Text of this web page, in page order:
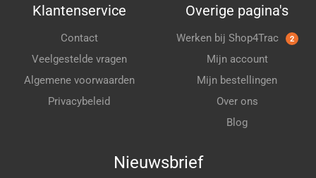
Klantenservice
Contact
Veelgestelde vragen
Algemene voorwaarden
Privacybeleid
Overige pagina's
Werken bij Shop4Trac 2
Mijn account
Mijn bestellingen
Over ons
Blog
Nieuwsbrief